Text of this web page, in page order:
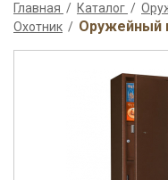
Главная / Каталог /
Охотник / Оружейный